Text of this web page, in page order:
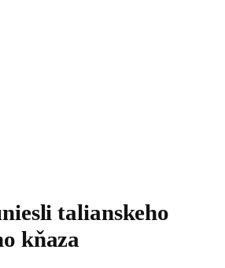
talianskeho
kňaza